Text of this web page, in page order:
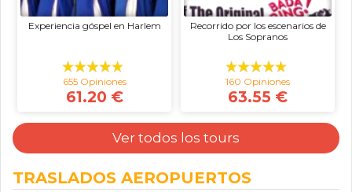
Experiencia góspel en Harlem
655 Opiniones
61.20 €
Recorrido por los escenarios de
Los Sopranos
160 Opiniones
63.55 €
Ver todos los tours
TRASLADOS AEROPUERTOS